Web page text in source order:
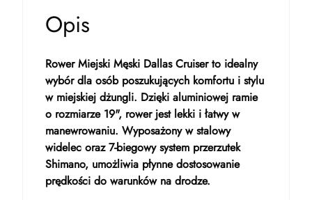
Opis
Rower Miejski Męski Dallas Cruiser to idealny
wybór dla osób poszukujących komfortu i stylu
w miejskiej dżungli. Dzięki aluminiowej ramie
o rozmiarze 19", rower jest lekki i łatwy w
manewrowaniu. Wyposażony w stalowy
widelec oraz 7-biegowy system przerzutek
Shimano, umożliwia płynne dostosowanie
prędkości do warunków na drodze.